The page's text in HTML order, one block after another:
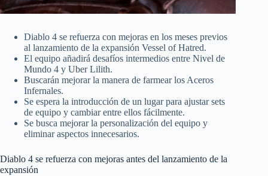
Diablo 4 se refuerza con mejoras en los meses previos
al lanzamiento de la expansión Vessel of Hatred.
El equipo añadirá desafíos intermedios entre Nivel de
Mundo 4 y Uber Lilith.
Buscarán mejorar la manera de farmear los Aceros
Infernales.
Se espera la introducción de un lugar para ajustar sets
de equipo y cambiar entre ellos fácilmente.
Se busca mejorar la personalización del equipo y
eliminar aspectos innecesarios.
Diablo 4 se refuerza con mejoras antes del lanzamiento de la
expansión